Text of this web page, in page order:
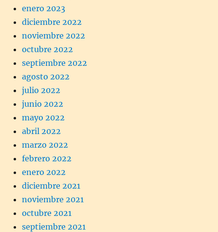
enero 2023
diciembre 2022
noviembre 2022
octubre 2022
septiembre 2022
agosto 2022
julio 2022
junio 2022
mayo 2022
abril 2022
marzo 2022
febrero 2022
enero 2022
diciembre 2021
noviembre 2021
octubre 2021
septiembre 2021